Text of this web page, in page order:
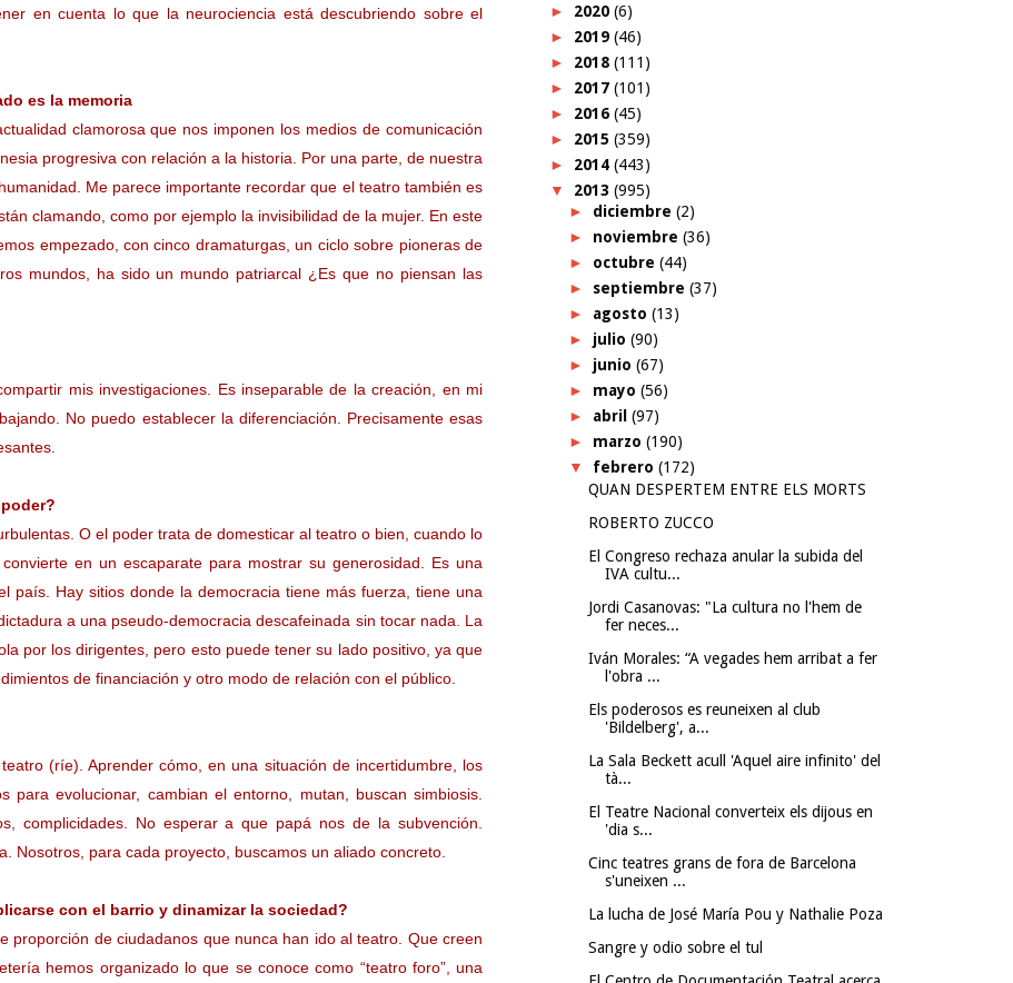
en cuenta lo que la neurociencia está descubriendo sobre el
es la memoria
clamorosa que nos imponen los medios de comunicación
progresiva con relación a la historia. Por una parte, de nuestra
Me parece importante recordar que el teatro también es
clamando, como por ejemplo la invisibilidad de la mujer. En este
empezado, con cinco dramaturgas, un ciclo sobre pioneras de
mundos, ha sido un mundo patriarcal ¿Es que no piensan las
mis investigaciones. Es inseparable de la creación, en mi
No puedo establecer la diferenciación. Precisamente esas
O el poder trata de domesticar al teatro o bien, cuando lo
en un escaparate para mostrar su generosidad. Es una
país. Hay sitios donde la democracia tiene más fuerza, tiene una
a una pseudo-democracia descafeinada sin tocar nada. La
por los dirigentes, pero esto puede tener su lado positivo, ya que
de financiación y otro modo de relación con el público.
(ríe). Aprender cómo, en una situación de incertidumbre, los
para evolucionar, cambian el entorno, mutan, buscan simbiosis.
complicidades. No esperar a que papá nos de la subvención.
Nosotros, para cada proyecto, buscamos un aliado concreto.
con el barrio y dinamizar la sociedad?
proporción de ciudadanos que nunca han ido al teatro. Que creen
hemos organizado lo que se conoce como “teatro foro”, una
► 2020 (6)
► 2019 (46)
► 2018 (111)
► 2017 (101)
► 2016 (45)
► 2015 (359)
► 2014 (443)
▼ 2013 (995)
► diciembre (2)
► noviembre (36)
► octubre (44)
► septiembre (37)
► agosto (13)
► julio (90)
► junio (67)
► mayo (56)
► abril (97)
► marzo (190)
▼ febrero (172)
QUAN DESPERTEM ENTRE ELS MORTS
ROBERTO ZUCCO
El Congreso rechaza anular la subida del
IVA cultu...
Jordi Casanovas: "La cultura no l'hem de
fer neces...
Iván Morales: “A vegades hem arribat a fer
l'obra ...
Els poderosos es reuneixen al club
'Bildelberg', a...
La Sala Beckett acull 'Aquel aire infinito' del
tà...
El Teatre Nacional converteix els dijous en
'dia s...
Cinc teatres grans de fora de Barcelona
s'uneixen ...
La lucha de José María Pou y Nathalie Poza
Sangre y odio sobre el tul